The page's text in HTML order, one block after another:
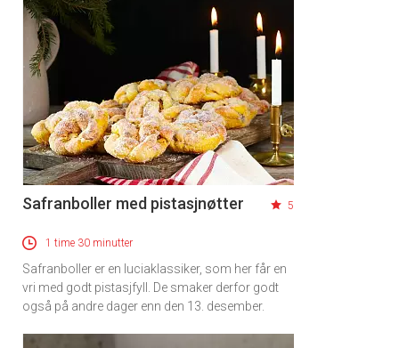
Safranboller med pistasjnøtter 5
1 time 30 minutter
Safranboller er en luciaklassiker, som her får en
vri med godt pistasjfyll. De smaker derfor godt
også på andre dager enn den 13. desember.